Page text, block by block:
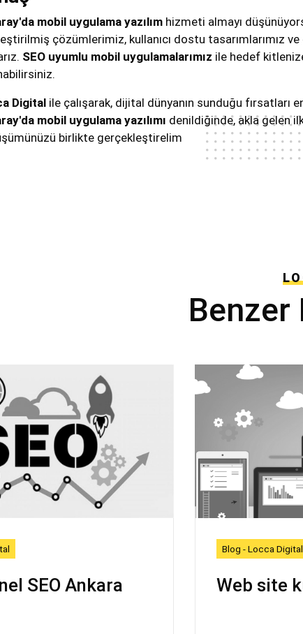
mobil uygulama yazılım hizmeti almayı
çözümlerimiz, kullanıcı dostu tasarımlarımız
SEO uyumlu mobil uygulamalarımız ile hedef
Digital ile çalışarak, dijital dünyanın sunduğu
mobil uygulama yazılımı denildiğinde, akla gelen
birlikte gerçekleştirelim
Benzer
SEO Ankara
Blog - Locca Digital
Web site